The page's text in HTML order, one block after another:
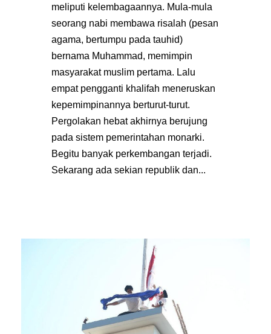
meliputi kelembagaannya. Mula-mula
seorang nabi membawa risalah (pesan
agama, bertumpu pada tauhid)
bernama Muhammad, memimpin
masyarakat muslim pertama. Lalu
empat pengganti khalifah meneruskan
kepemimpinannya berturut-turut.
Pergolakan hebat akhirnya berujung
pada sistem pemerintahan monarki.
Begitu banyak perkembangan terjadi.
Sekarang ada sekian republik dan...